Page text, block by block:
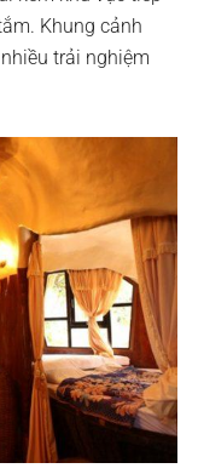
Khung cảnh
trải nghiệm